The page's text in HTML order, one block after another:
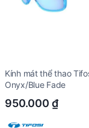
Kính mát thể thao
Onyx/Blue Fade
950.000 ₫